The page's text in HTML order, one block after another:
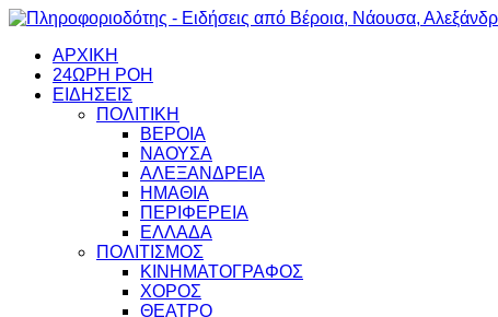
ΑΡΧΙΚΗ
24ΩΡΗ ΡΟΗ
ΕΙΔΗΣΕΙΣ
ΠΟΛΙΤΙΚΗ
ΒΕΡΟΙΑ
ΝΑΟΥΣΑ
ΑΛΕΞΑΝΔΡΕΙΑ
ΗΜΑΘΙΑ
ΠΕΡΙΦΕΡΕΙΑ
ΕΛΛΑΔΑ
ΠΟΛΙΤΙΣΜΟΣ
ΚΙΝΗΜΑΤΟΓΡΑΦΟΣ
ΧΟΡΟΣ
ΘΕΑΤΡΟ